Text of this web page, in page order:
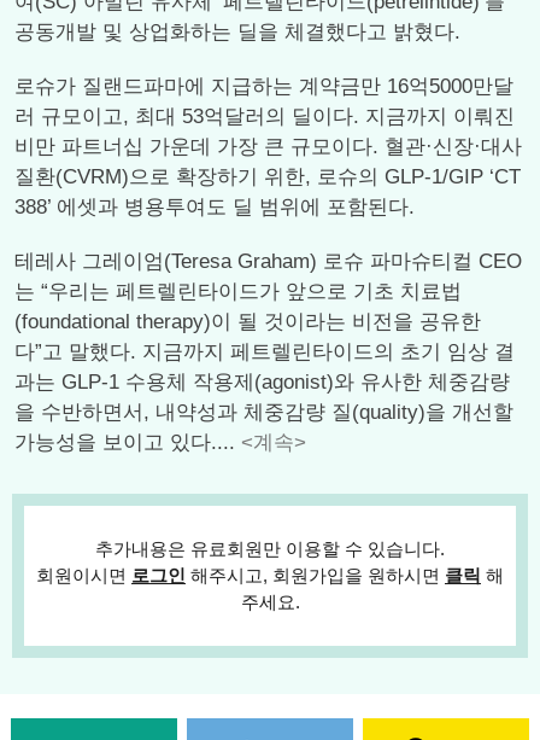
공동개발 및 상업화하는 딜을 체결했다고 밝혔다.
로슈가 질랜드파마에 지급하는 계약금만 16억5000만달
러 규모이고, 최대 53억달러의 딜이다. 지금까지 이뤄진
비만 파트너십 가운데 가장 큰 규모이다. 혈관·신장·대사
질환(CVRM)으로 확장하기 위한, 로슈의 GLP-1/GIP ‘CT
388’ 에셋과 병용투여도 딜 범위에 포함된다.
테레사 그레이엄(Teresa Graham) 로슈 파마슈티컬 CEO
는 “우리는 페트렐린타이드가 앞으로 기초 치료법
(foundational therapy)이 될 것이라는 비전을 공유한
다”고 말했다. 지금까지 페트렐린타이드의 초기 임상 결
과는 GLP-1 수용체 작용제(agonist)와 유사한 체중감량
을 수반하면서, 내약성과 체중감량 질(quality)을 개선할
가능성을 보이고 있다.... <계속>
추가내용은 유료회원만 이용할 수 있습니다.
회원이시면 로그인 해주시고, 회원가입을 원하시면 클릭 해
주세요.